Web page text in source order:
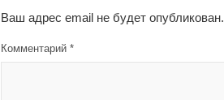
Ваш адрес email не будет опубликован.
Комментарий *